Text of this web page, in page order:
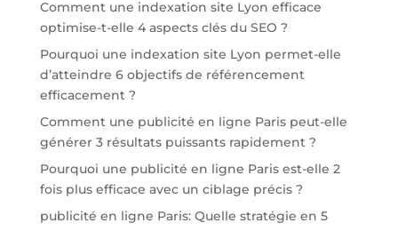
Comment une indexation site Lyon efficace
optimise-t-elle 4 aspects clés du SEO ?
Pourquoi une indexation site Lyon permet-elle
d’atteindre 6 objectifs de référencement
efficacement ?
Comment une publicité en ligne Paris peut-elle
générer 3 résultats puissants rapidement ?
Pourquoi une publicité en ligne Paris est-elle 2
fois plus efficace avec un ciblage précis ?
publicité en ligne Paris: Quelle stratégie en 5